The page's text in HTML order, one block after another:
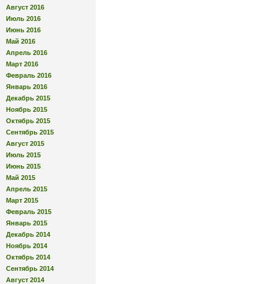
Август 2016
Июль 2016
Июнь 2016
Май 2016
Апрель 2016
Март 2016
Февраль 2016
Январь 2016
Декабрь 2015
Ноябрь 2015
Октябрь 2015
Сентябрь 2015
Август 2015
Июль 2015
Июнь 2015
Май 2015
Апрель 2015
Март 2015
Февраль 2015
Январь 2015
Декабрь 2014
Ноябрь 2014
Октябрь 2014
Сентябрь 2014
Август 2014